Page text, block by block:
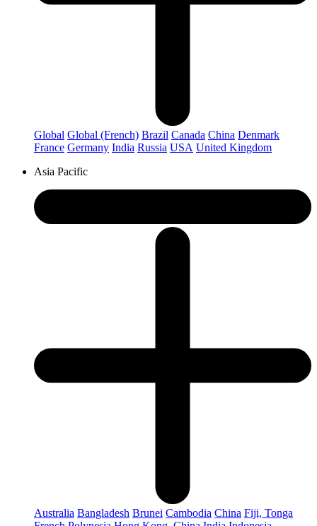
Global Global (French) Brazil Canada China Denmark
France Germany India Russia USA United Kingdom
Asia Pacific
Australia Bangladesh Brunei Cambodia China Fiji, Tonga